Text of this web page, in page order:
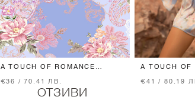
A TOUCH OF ROMANCE
BLUE
€36 / 70.41 ЛВ.
A TOUCH OF
- VISTA BLUE
€41 / 80.19
ОТЗИВИ